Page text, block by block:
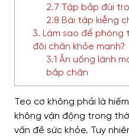
2.7 Tập bắp đùi
2.8 Bài tập kiễng
3. Làm sao để phòng
đôi chân khỏe mạnh?
3.1 Ăn uống lành
bắp chân
Teo cơ không phải là
không vận động trong
vấn đề sức khỏe. Tuy